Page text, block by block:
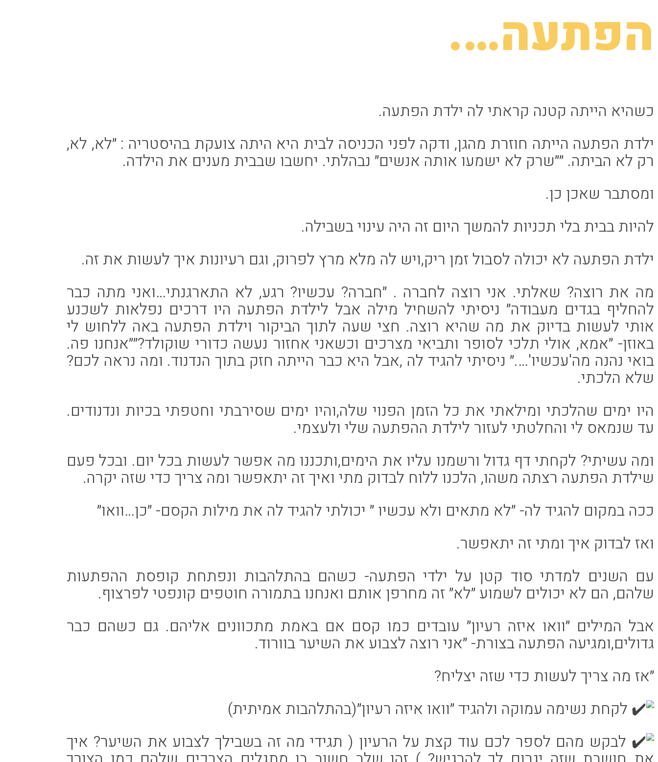
הפתעה….
כשהיא הייתה קטנה קראתי לה ילדת הפתעה.
ילדת הפתעה הייתה חוזרת מהגן, ודקה לפני הכניסה לבית היא היתה צועקת בהיסטריה : ״לא, לא,
רק לא הביתה. ״״שרק לא ישמעו אותה אנשים״ נבהלתי. יחשבו שבבית מענים את הילדה.
ומסתבר שאכן כן.
להיות בבית בלי תכניות להמשך היום זה היה עינוי בשבילה.
ילדת הפתעה לא יכולה לסבול זמן ריק,ויש לה מלא מרץ לפרוק, וגם רעיונות איך לעשות את זה.
מה את רוצה? שאלתי. אני רוצה לחברה . ״חברה? עכשיו? רגע, לא התארגנתי…ואני מתה כבר
להחליף בגדים מעבודה״ ניסיתי להשחיל מילה אבל לילדת הפתעה היו דרכים נפלאות לשכנע
אותי לעשות בדיוק את מה שהיא רוצה. חצי שעה לתוך הביקור וילדת הפתעה באה ללחוש לי
באוזן- ״אמא, אולי תלכי לסופר ותביאי מצרכים וכשאני אחזור נעשה כדורי שוקולד?״״אנחנו פה.
בואי נהנה מה'עכשיו'….״ ניסיתי להגיד לה ,אבל היא כבר הייתה חזק בתוך הנדנוד. ומה נראה לכם?
שלא הלכתי.
היו ימים שהלכתי ומילאתי את כל הזמן הפנוי שלה,והיו ימים שסירבתי וחטפתי בכיות ונדנודים.
עד שנמאס לי והחלטתי לעזור לילדת ההפתעה שלי ולעצמי.
ומה עשיתי? לקחתי דף גדול ורשמנו עליו את הימים,ותכננו מה אפשר לעשות בכל יום. ובכל פעם
שילדת הפתעה רצתה משהו, הלכנו ללוח לבדוק מתי ואיך זה יתאפשר ומה צריך כדי שזה יקרה.
ככה במקום להגיד לה- ״לא מתאים ולא עכשיו ״ יכולתי להגיד לה את מילות הקסם- ״כן…וואו״
ואז לבדוק איך ומתי זה יתאפשר.
עם השנים למדתי סוד קטן על ילדי הפתעה- כשהם בהתלהבות ונפתחת קופסת ההפתעות
שלהם, הם לא יכולים לשמוע ״לא״ זה מחרפן אותם ואנחנו בתמורה חוטפים קונפטי לפרצוף.
אבל המילים ״וואו איזה רעיון״ עובדים כמו קסם אם באמת מתכוונים אליהם. גם כשהם כבר
גדולים,ומגיעה הפתעה בצורת- ״אני רוצה לצבוע את השיער בוורוד.
״אז מה צריך לעשות כדי שזה יצליח?
לקחת נשימה עמוקה ולהגיד ״וואו איזה רעיון״(בהתלהבות אמיתית)
לבקש מהם לספר לכם עוד קצת על הרעיון ( תגידי מה זה בשבילך לצבוע את השיער? איך